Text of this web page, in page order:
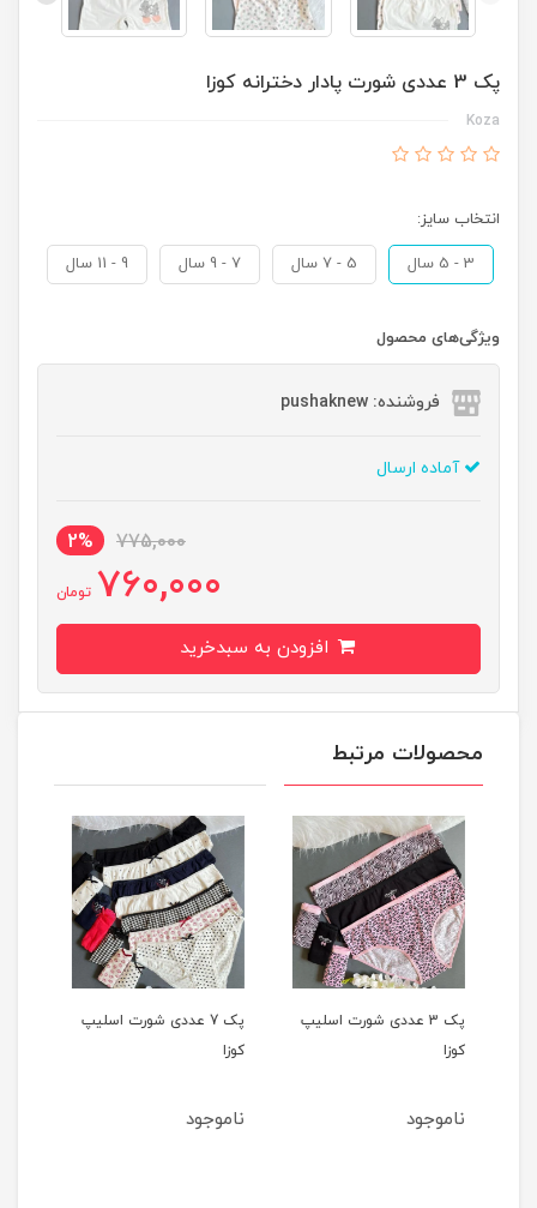
پک 3 عددی شورت پادار دخترانه کوزا
Koza
انتخاب سایز:
3 - 5 سال 5 - 7 سال 7 - 9 سال 9 - 11 سال
ویژگی‌های محصول
فروشنده: pushaknew
آماده ارسال
775,000
2%
760,000 تومان
محصولات مرتبط
پک 3 عددی شورت اسلیپ
کوزا
ناموجود
پک 7 عددی شورت اسلیپ
کوزا
ناموجود